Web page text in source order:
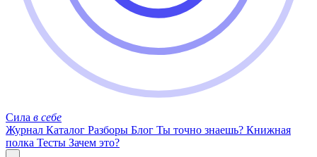
Сила в себе
Журнал Каталог Разборы Блог Ты точно знаешь? Книжная
полка Тесты Зачем это?